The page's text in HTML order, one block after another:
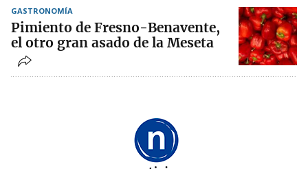
GASTRONOMÍA
Pimiento de Fresno-Benavente,
el otro gran asado de la Meseta